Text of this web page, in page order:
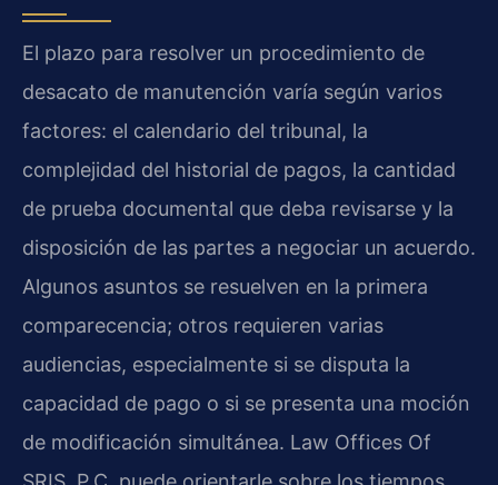
El plazo para resolver un procedimiento de
desacato de manutención varía según varios
factores: el calendario del tribunal, la
complejidad del historial de pagos, la cantidad
de prueba documental que deba revisarse y la
disposición de las partes a negociar un acuerdo.
Algunos asuntos se resuelven en la primera
comparecencia; otros requieren varias
audiencias, especialmente si se disputa la
capacidad de pago o si se presenta una moción
de modificación simultánea. Law Offices Of